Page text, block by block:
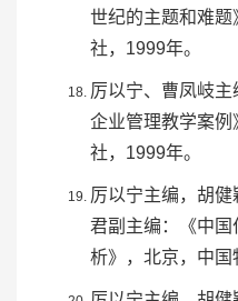
世纪的主题和难
社，1999年。
厉以宁、曹凤岐主
企业管理教学案
社，1999年。
厉以宁主编， 胡健
君副主编：《中
析》，北京， 中国